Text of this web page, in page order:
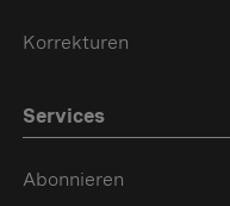
Korrekturen
Services
Abonnieren